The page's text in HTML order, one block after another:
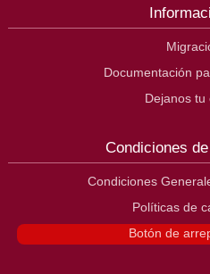
Documentación
Dejanos tu
Condiciones
Condiciones
Políticas de
Botón de